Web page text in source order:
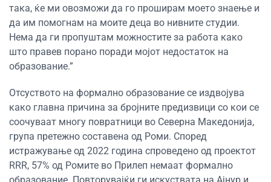
така, ќе ми овозможи да го проширам моето знаење и
да им помогнам на моите деца во нивните студии.
Нема да ги пропуштам можностите за работа како
што правев порано поради мојот недостаток на
образование.”
Отсуството на формално образование се издвојува
како главна причина за бројните предизвици со кои се
соочуваат многу повратници во Северна Македонија,
група претежно составена од Роми. Според
истражување од 2022 година спроведено од проектот
RRR, 57% од Ромите во Прилеп немаат формално
образование. Повторувајќи ги искуствата на Ајнур и